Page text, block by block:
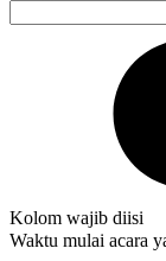
Kolom wajib diisi
Waktu mulai acara